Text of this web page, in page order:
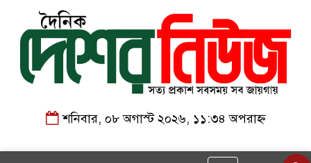
শনিবার, ০৮ অগাস্ট ২০২৬, ১১:৩৪ অপরাহ্ন